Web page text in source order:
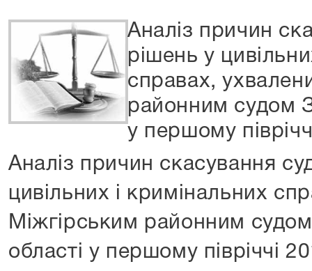
Аналіз причин
рішень у
справах,
районним судом
у першому
Аналіз причин скасування
цивільних і кримінальних
Міжгірським районним
області у першому півріччі